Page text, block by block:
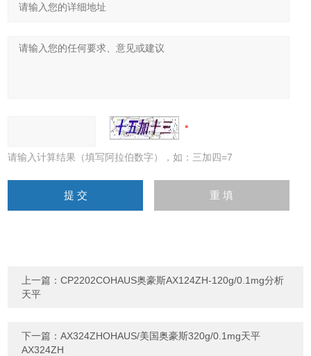
请输入计算结果（填写阿拉伯数字），如：三加四=7
上一篇：CP2202COHAUS奥豪斯AX124ZH-120g/0.1mg分析
天平
下一篇：AX324ZHOHAUS/美国奥豪斯320g/0.1mg天平
AX324ZH